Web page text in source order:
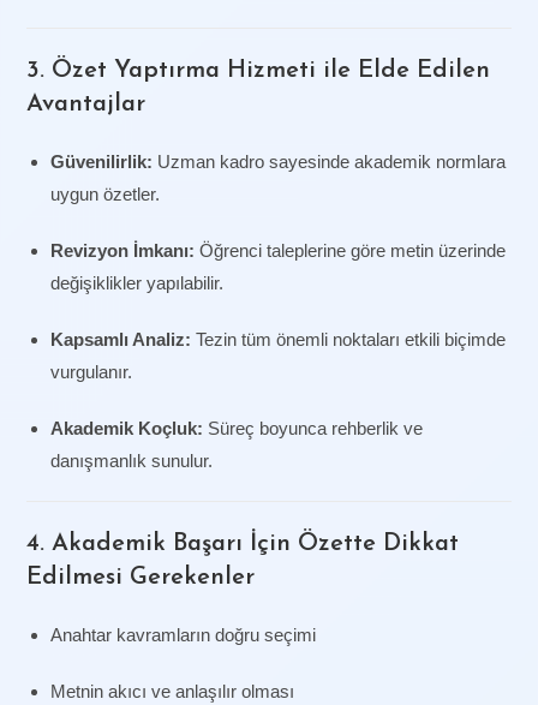
3. Özet Yaptırma Hizmeti ile Elde Edilen
Avantajlar
Güvenilirlik: Uzman kadro sayesinde akademik normlara
uygun özetler.
Revizyon İmkanı: Öğrenci taleplerine göre metin üzerinde
değişiklikler yapılabilir.
Kapsamlı Analiz: Tezin tüm önemli noktaları etkili biçimde
vurgulanır.
Akademik Koçluk: Süreç boyunca rehberlik ve
danışmanlık sunulur.
4. Akademik Başarı İçin Özette Dikkat
Edilmesi Gerekenler
Anahtar kavramların doğru seçimi
Metnin akıcı ve anlaşılır olması